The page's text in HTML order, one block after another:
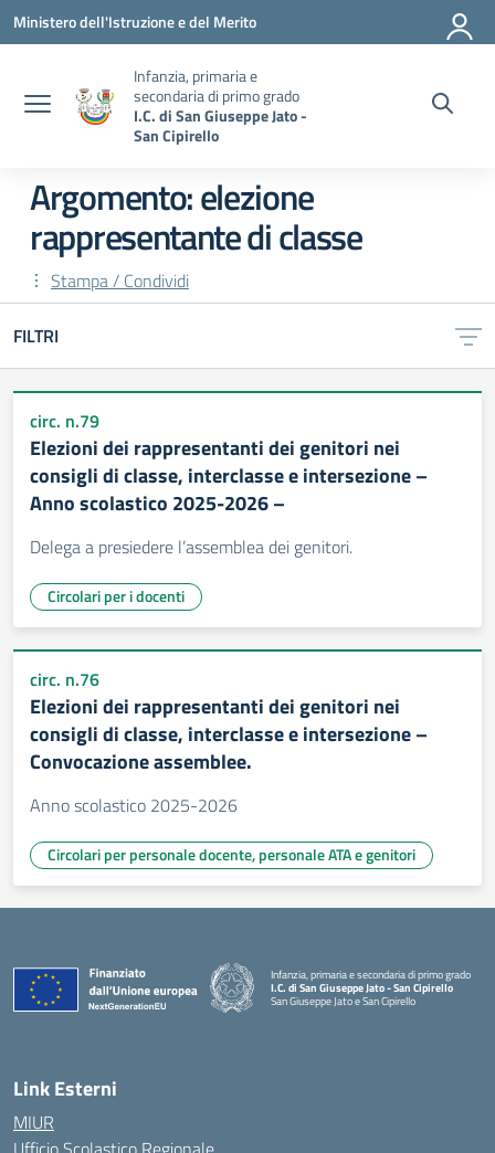
Vai ai contenuti
Vai al menu di navigazione
Vai al footer
Ministero dell'Istruzione e del Merito
Infanzia, primaria e
secondaria di primo grado
I.C. di San Giuseppe Jato -
San Cipirello
Argomento: elezione
rappresentante di classe
Stampa / Condividi
FILTRI
circ. n.79
Elezioni dei rappresentanti dei genitori nei
consigli di classe, interclasse e intersezione –
Anno scolastico 2025-2026 –
Delega a presiedere l’assemblea dei genitori.
Circolari per i docenti
circ. n.76
Elezioni dei rappresentanti dei genitori nei
consigli di classe, interclasse e intersezione –
Convocazione assemblee.
Anno scolastico 2025-2026
Circolari per personale docente, personale ATA e genitori
Infanzia, primaria e secondaria di primo grado
I.C. di San Giuseppe Jato - San Cipirello
San Giuseppe Jato e San Cipirello
Link Esterni
MIUR